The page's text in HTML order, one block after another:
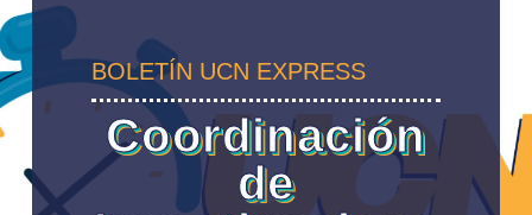
BOLETÍN UCN EXPRESS
Coordinación
de